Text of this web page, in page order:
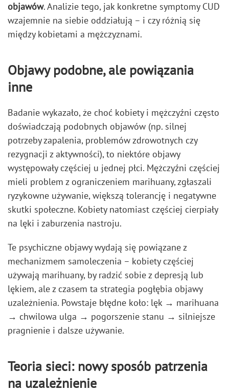
objawów. Analizie tego, jak konkretne symptomy CUD
wzajemnie na siebie oddziałują – i czy różnią się
między kobietami a mężczyznami.
Objawy podobne, ale powiązania
inne
Badanie wykazało, że choć kobiety i mężczyźni często
doświadczają podobnych objawów (np. silnej
potrzeby zapalenia, problemów zdrowotnych czy
rezygnacji z aktywności), to niektóre objawy
występowały częściej u jednej płci. Mężczyźni częściej
mieli problem z ograniczeniem marihuany, zgłaszali
ryzykowne używanie, większą tolerancję i negatywne
skutki społeczne. Kobiety natomiast częściej cierpiały
na lęki i zaburzenia nastroju.
Te psychiczne objawy wydają się powiązane z
mechanizmem samoleczenia – kobiety częściej
używają marihuany, by radzić sobie z depresją lub
lękiem, ale z czasem ta strategia pogłębia objawy
uzależnienia. Powstaje błędne koło: lęk → marihuana
→ chwilowa ulga → pogorszenie stanu → silniejsze
pragnienie i dalsze używanie.
Teoria sieci: nowy sposób patrzenia
na uzależnienie